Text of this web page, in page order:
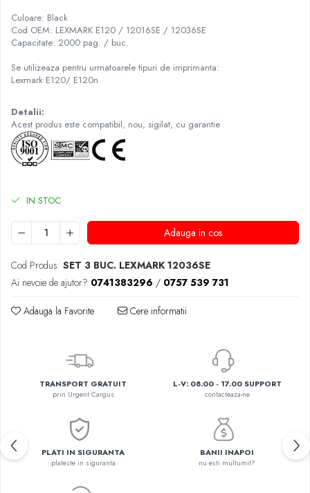
Culoare: Black
Cod OEM: LEXMARK E120 / 12016SE / 12036SE
Capacitate: 2000 pag. / buc.
Se utilizeaza pentru urmatoarele tipuri de imprimanta:
Lexmark E120/ E120n
Detalii:
Acest produs este compatibil, nou, sigilat, cu garantie
IN STOC
Adauga in cos
Cod Produs: SET 3 BUC. LEXMARK 12036SE
Ai nevoie de ajutor? 0741383296 / 0757 539 731
Adauga la Favorite Cere informatii
TRANSPORT GRATUIT
prin Urgent Cargus
L-V: 08.00 - 17.00 SUPPORT
contacteaza-ne
PLATI IN SIGURANTA
plateste in siguranta
BANII INAPOI
nu esti multumit?